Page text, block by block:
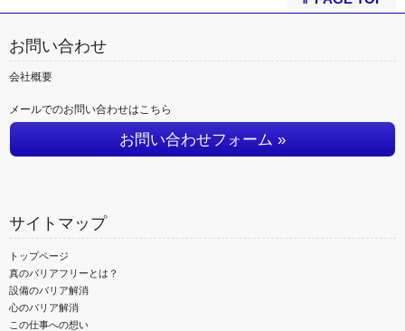
お問い合わせ
会社概要
メールでのお問い合わせはこちら
お問い合わせフォーム »
サイトマップ
トップページ
真のバリアフリーとは？
設備のバリア解消
心のバリア解消
この仕事への想い